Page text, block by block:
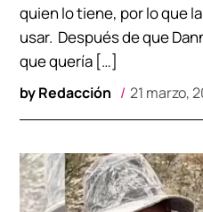
byRedacción 21 marzo,
quien lo tiene, por lo que
usar. Después de que
que quería […]